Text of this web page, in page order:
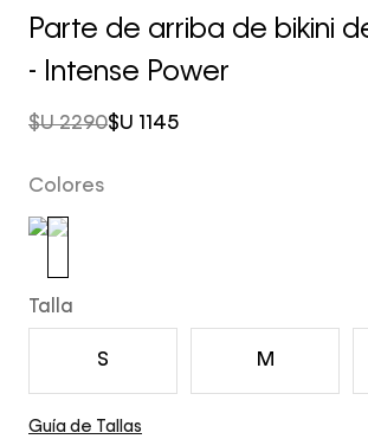
Parte de arriba de bikini
- Intense Power
$U 1145
$U 2290
Colores
Talla
S M
Guía de Tallas